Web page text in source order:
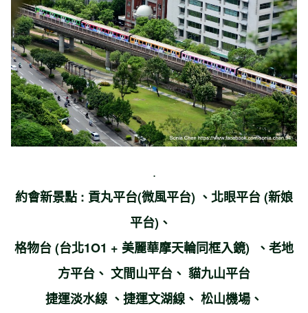
.
約會新景點 : 貢丸平台(微風平台) 、北眼平台 (新娘
平台)、
格物台 (台北1O1 + 美麗華摩天輪同框入鏡) 、老地
方平台、 文間山平台 、 貓九山平台
捷運淡水線 、捷運文湖線、 松山機場、